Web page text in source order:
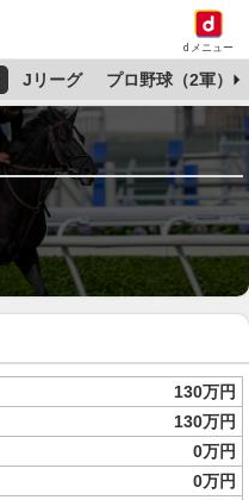
dメニュー
Jリーグ プロ野球（2軍）
130万円
130万円
0万円
0万円